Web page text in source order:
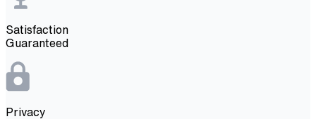
Satisfaction
Guaranteed
Privacy